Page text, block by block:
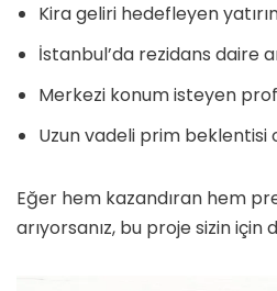
Kira geliri hedefleyen
İstanbul’da rezidans daire
Merkezi konum isteyen
Uzun vadeli prim beklentisi
Eğer hem kazandıran hem
arıyorsanız, bu proje sizin